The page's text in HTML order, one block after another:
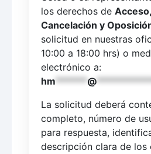
los derechos de
Cancelación y
solicitud en nuestras
10:00 a 18:00 hrs) o
electrónico a:
hm ****** @
La solicitud deberá
completo, número de
para respuesta,
descripción clara de los